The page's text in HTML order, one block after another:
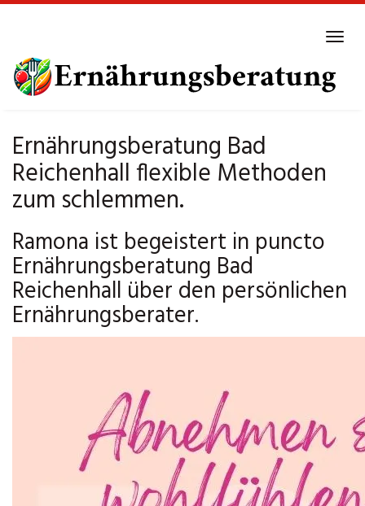
main
content
Ernährungsberatung Bad
Reichenhall flexible Methoden
zum schlemmen.
Ramona ist begeistert in puncto
Ernährungsberatung Bad
Reichenhall über den persönlichen
Ernährungsberater.